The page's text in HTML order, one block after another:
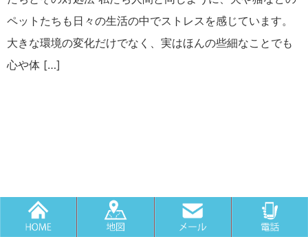
ペットたちも日々の生活の中でストレスを感じています。
大きな環境の変化だけでなく、実はほんの些細なことでも
心や体 […]